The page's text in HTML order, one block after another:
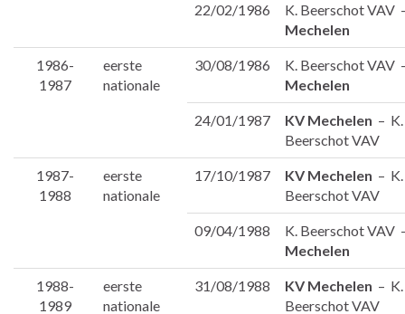
22/02/1986
K. Beerschot VAV
Mechelen
1986-
1987
eerste
nationale
30/08/1986
K. Beerschot VAV
Mechelen
24/01/1987 KV Mechelen – K.
Beerschot VAV
1987-
1988
eerste
nationale
17/10/1987 KV Mechelen – K.
Beerschot VAV
09/04/1988
K. Beerschot VAV
Mechelen
1988-
1989
eerste
nationale
31/08/1988 KV Mechelen – K.
Beerschot VAV